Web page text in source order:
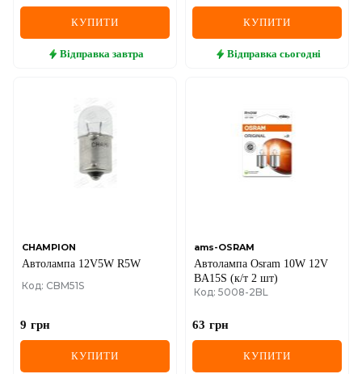
КУПИТИ
Відправка завтра
КУПИТИ
Відправка сьогодні
CHAMPION
Автолампа 12V5W R5W
Код: CBM51S
9 грн
КУПИТИ
ams-OSRAM
Автолампа Osram 10W 12V
BA15S (к/т 2 шт)
Код: 5008-2BL
63 грн
КУПИТИ